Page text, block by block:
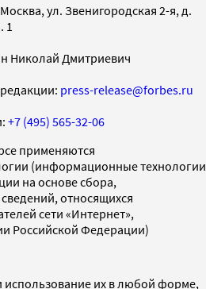
ул. Звенигородская 2-я, д.
1
Николай Дмитриевич
press-release@forbes.ru
+7 (495) 565-32-06
применяются
(информационные технологии
на основе сбора,
относящихся
сети «Интернет»,
Российской Федерации)
использование их в любой форме,